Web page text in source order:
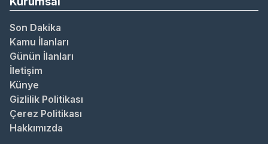
Son Dakika
Kamu İlanları
Günün İlanları
İletişim
Künye
Gizlilik Politikası
Çerez Politikası
Hakkımızda